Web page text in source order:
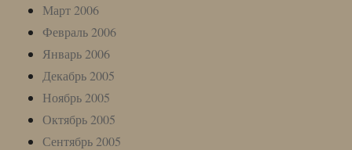
Март 2006
Февраль 2006
Январь 2006
Декабрь 2005
Ноябрь 2005
Октябрь 2005
Сентябрь 2005